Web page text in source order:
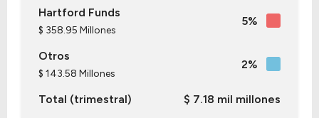
Hartford Funds
$ 358.95 Millones
5%
Otros
$ 143.58 Millones
2%
Total (trimestral) $ 7.18 mil millones